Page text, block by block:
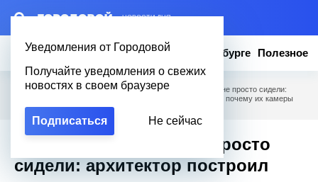
– НОВОСТИ ДНЯ
Уведомления от Городовой
Получайте уведомления о свежих
новостях в своем браузере
Подписаться Не сейчас
Новости Эксклюзив Вопросы о Петербурге Полезное
Городовой Новости Петербурга / В стенах «Крестов» не просто сидели:
архитектор построил тюрьму силами заключенных — вот почему их камеры
были лучше квартир
В стенах «Крестов» не просто
сидели: архитектор построил